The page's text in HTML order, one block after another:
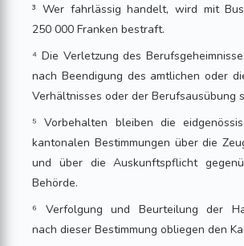
³ Wer fahrlässig handelt, wird mit
250 000 Franken bestraft.
⁴ Die Verletzung des
nach Beendigung des amtlichen oder
Verhältnisses oder der Berufsausübung
⁵ Vorbehalten bleiben die
kantonalen Bestimmungen über die
und über die Auskunftspflicht
Behörde.
⁶ Verfolgung und Beurteilung der
nach dieser Bestimmung obliegen den